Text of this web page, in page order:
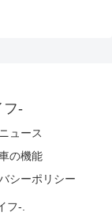
フ-
ニュース
の機能
シーポリシー
フ-.